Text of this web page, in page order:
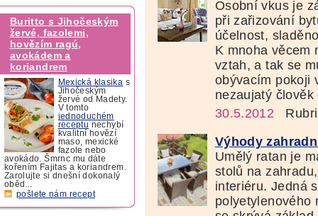
Buritto s Jihočeským
žervé, fazolemi,
hovězím ragú,
avokádem a
koriandrem
Mexická klasika s
Jihočeským
žervé od Madety.
V tomto
jednoduchém
receptu nechybí
kvalitní hovězí
maso, mexické
fazole nebo
avokádo. Šmrnc mu dáte
kořením Fajitas a koriandrem.
Zarolujte si dnešní dokonalý
oběd...
pošlete nám recept
Osobní vkus je
při zařizování
účelnost,
K mnoha věcem
vztah, a tak se
obývacím pokoji
nezaujatý
30.5.2012
Výhody
Umělý ratan je
stolů na
interiéru. Jedná
polyetylenového